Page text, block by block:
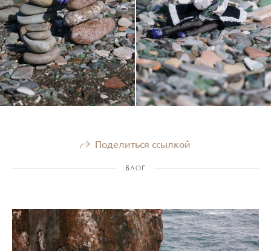
Поделиться ссылкой
БЛОГ